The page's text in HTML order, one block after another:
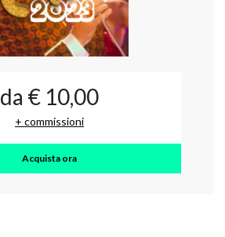
da € 10,00
+ commissioni
Acquista ora